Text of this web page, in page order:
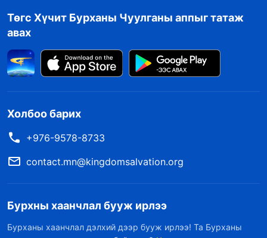
Төгс Хүчит Бурханы Чуулганы аппыг татаж
авах
Холбоо барих
+976-9578-8733
contact.mn@kingdomsalvation.org
Бурхны хаанчлал бууж ирлээ
Бурханы хаанчлал дэлхий дээр бууж ирлээ! Та Бурханы